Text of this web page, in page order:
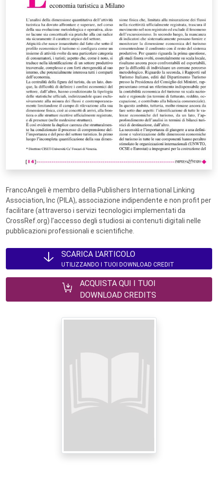
FrancoAngeli è membro della Publishers International Linking
Association, Inc (PILA), associazione indipendente e non profit per
facilitare (attraverso i servizi tecnologici implementati da
CrossRef.org) l’accesso degli studiosi ai contenuti digitali nelle
pubblicazioni professionali e scientifiche.
SCARICA L'ARTICOLO
UTILIZZANDO I TUOI DOWNLOAD CREDIT
ACQUISTA QUI I TUOI
DOWNLOAD CREDITS